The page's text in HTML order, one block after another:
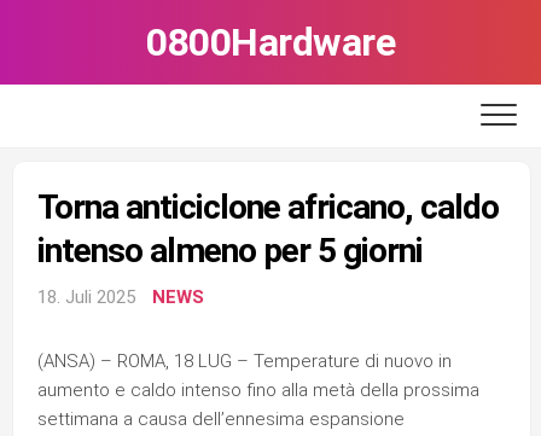
0800Hardware
Torna anticiclone africano, caldo
intenso almeno per 5 giorni
18. Juli 2025 NEWS
(ANSA) – ROMA, 18 LUG – Temperature di nuovo in
aumento e caldo intenso fino alla metà della prossima
settimana a causa dell’ennesima espansione